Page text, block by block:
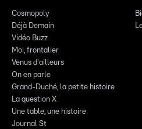
Cosmopoly
Déjà Demain
Vidéo Buzz
Moi, frontalier
Venus d'ailleurs
On en parle
Grand-Duché, la petite histoire
La question X
Une table, une histoire
Journal St